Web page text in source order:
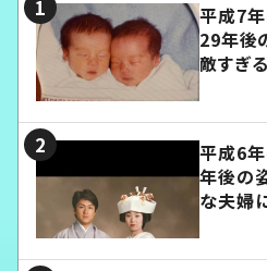
平成7
29年後
敵すぎる
平成6
年後の
な夫婦